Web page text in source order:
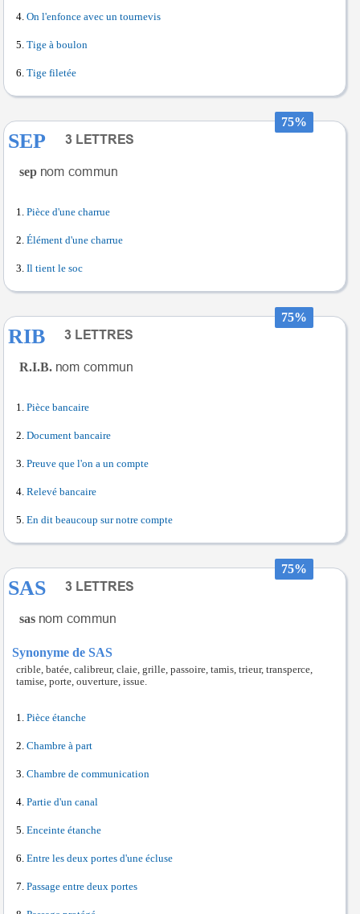
On l'enfonce avec un tournevis
Tige à boulon
Tige filetée
75%
SEP
sep
Pièce d'une charrue
Élément d'une charrue
Il tient le soc
75%
RIB
R.I.B.
Pièce bancaire
Document bancaire
Preuve que l'on a un compte
Relevé bancaire
En dit beaucoup sur notre compte
75%
SAS
sas
Synonyme de SAS
crible, batée, calibreur, claie, grille, passoire, tamis, trieur, transperce,
tamise, porte, ouverture, issue.
Pièce étanche
Chambre à part
Chambre de communication
Partie d'un canal
Enceinte étanche
Entre les deux portes d'une écluse
Passage entre deux portes